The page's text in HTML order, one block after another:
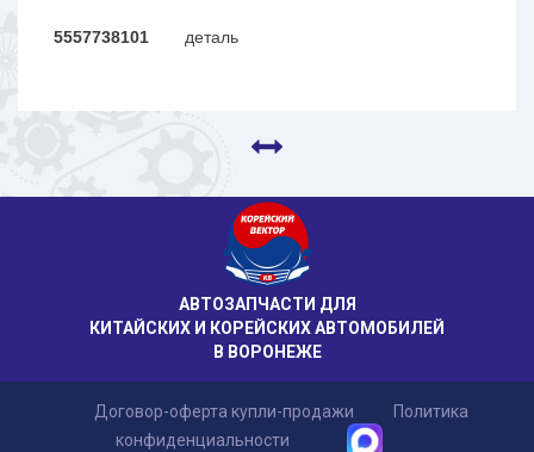
5557738101 деталь
АВТОЗАПЧАСТИ ДЛЯ
КИТАЙСКИХ И КОРЕЙСКИХ АВТОМОБИЛЕЙ
В ВОРОНЕЖЕ
Договор-оферта купли-продажи
Политика
конфиденциальности